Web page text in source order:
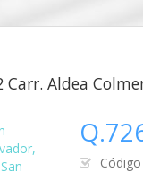
Aldea